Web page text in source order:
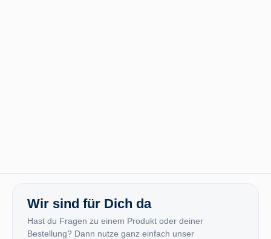
Wir sind für Dich da
Hast du Fragen zu einem Produkt oder deiner
Bestellung? Dann nutze ganz einfach unser